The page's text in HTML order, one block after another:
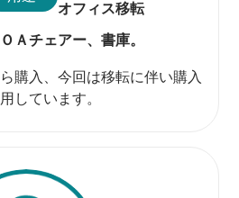
オフィス移転
ＯＡチェアー、書庫。
購入、今回は移転に伴い購入
しています。